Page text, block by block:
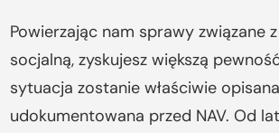
Powierzając nam sprawy związane
socjalną, zyskujesz większą
sytuacja zostanie właściwie
udokumentowana przed NAV. Od